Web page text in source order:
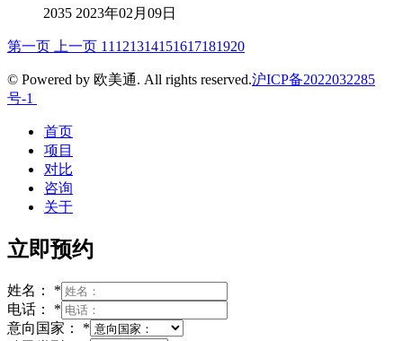
2035 2023年02月09日
第一页 上一页 11121314151617181920
© Powered by 欧美通. All rights reserved.沪ICP备2022032285
号-1
首页
项目
对比
咨询
关于
立即预约
姓名： *
电话： *
意向国家： *